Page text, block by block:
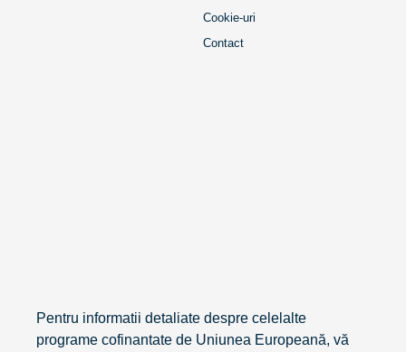
Cookie-uri
Contact
Pentru informatii detaliate despre celelalte
programe cofinantate de Uniunea Europeană, vă